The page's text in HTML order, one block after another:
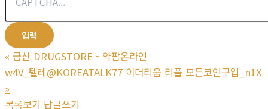
« 금산 DRUGSTORE - 약팜온라인
w4V_텔레@KOREATALK77 이더리움 리플 모든코인구입_n1X
»
목록보기 답글쓰기